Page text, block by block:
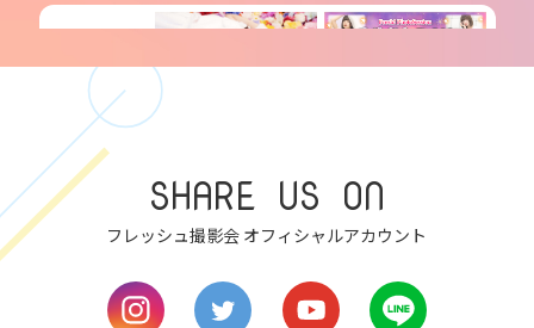
fri
7
sat
SHARE US ON
フレッシュ撮影会 オフィシャルアカウント